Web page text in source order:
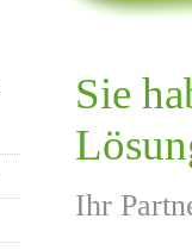
Sie
Ihr